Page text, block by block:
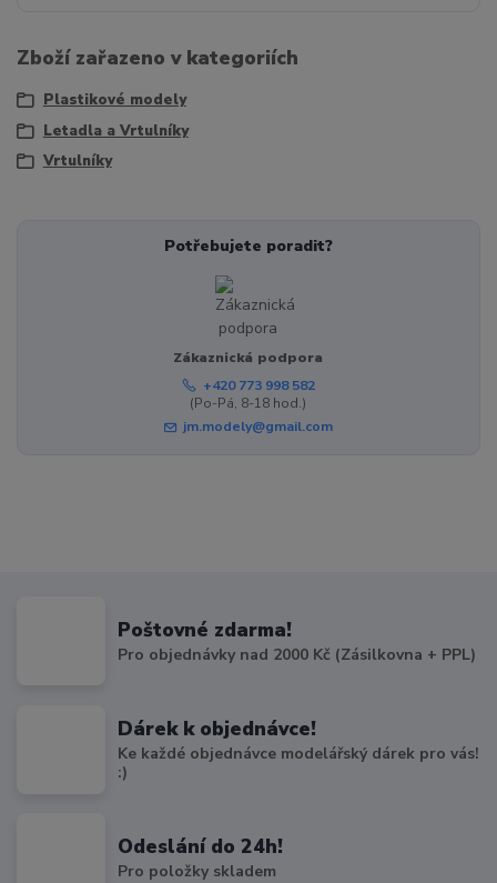
Zboží zařazeno v kategoriích
Plastikové modely
Letadla a Vrtulníky
Vrtulníky
Potřebujete poradit?
Zákaznická podpora
+420 773 998 582
(Po-Pá, 8-18 hod.)
jm.modely@gmail.com
Poštovné zdarma!
Pro objednávky nad 2000 Kč (Zásilkovna + PPL)
Dárek k objednávce!
Ke každé objednávce modelářský dárek pro vás!
:)
Odeslání do 24h!
Pro položky skladem